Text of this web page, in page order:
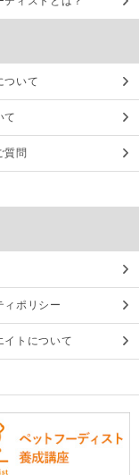
ついて
て
質問
ィポリシー
イトについて